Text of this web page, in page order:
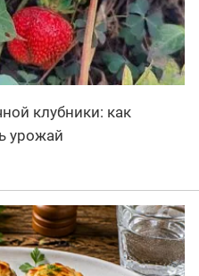
клубники: как
урожай